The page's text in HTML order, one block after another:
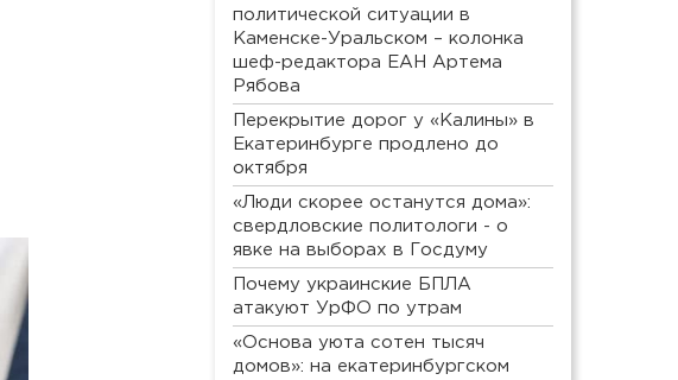
политической ситуации в
Каменске-Уральском – колонка
шеф-редактора ЕАН Артема
Рябова
Перекрытие дорог у «Калины» в
Екатеринбурге продлено до
октября
«Люди скорее останутся дома»:
свердловские политологи - о
явке на выборах в Госдуму
Почему украинские БПЛА
атакуют УрФО по утрам
«Основа уюта сотен тысяч
домов»: на екатеринбургском